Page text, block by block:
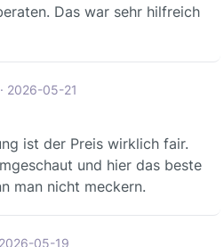
Das war sehr hilfreich
von 5 von 5 Sternen
· 2026-05-21
ist der Preis wirklich fair.
und hier das beste
man nicht meckern.
2026-05-19